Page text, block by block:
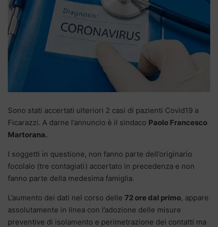
Sono stati accertati ulteriori 2 casi di pazienti Covid19 a
Ficarazzi. A darne l’annuncio è il sindaco Paolo Francesco
Martorana.
I soggetti in questione, non fanno parte dell’originario
focolaio (tre contagiati) accertato in precedenza e non
fanno parte della medesima famiglia.
L’aumento dei dati nel corso delle 72 ore dal primo, appare
assolutamente in linea con l’adozione delle misure
preventive di isolamento e perimetrazione dei contatti ma